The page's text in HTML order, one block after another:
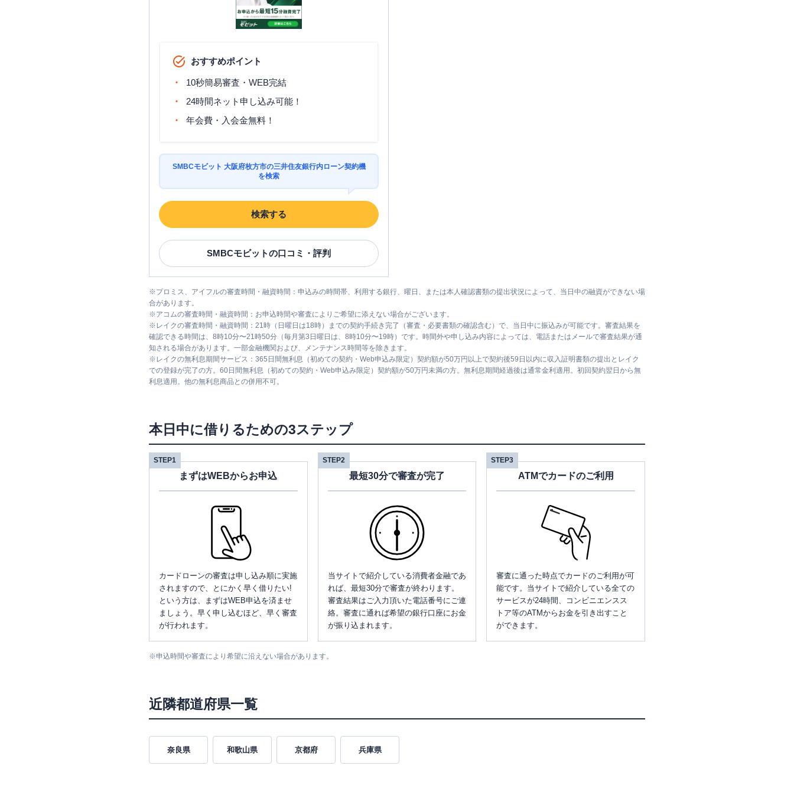
おすすめポイント
10秒簡易審査・WEB完結
24時間ネット申し込み可能！
年会費・入会金無料！
SMBCモビット 大阪府枚方市の三井住友銀行内ローン契約機
を検索
検索する
SMBCモビットの口コミ・評判
※プロミス、アイフルの審査時間・融資時間：申込みの時間帯、利用する銀行、曜日、または本人確認書類の提出状況によって、当日中の融資ができない場
合があります。
※アコムの審査時間・融資時間：お申込時間や審査によりご希望に添えない場合がございます。
※ レイクの審査時間・融資時間：21時（日曜日は18時）までの契約手続き完了（審査・必要書類の確認含む）で、当日中に振込みが可能です。審査結果を
確認できる時間は、8時10分〜21時50分（毎月第3日曜日は、8時10分〜19時）です。時間外や申し込み内容によっては、電話またはメールで審査結果が通
知される場合があります。一部金融機関および、メンテナンス時間等を除きます。
※ レイクの無利息期間サービス：365日間無利息（初めての契約・Web申込み限定）契約額が50万円以上で契約後59日以内に収入証明書類の提出とレイク
での登録が完了の方。60日間無利息（初めての契約・Web申込み限定）契約額が50万円未満の方。無利息期間経過後は通常金利適用。初回契約翌日から無
利息適用。他の無利息商品との併用不可。
本日中に借りるための3ステップ
STEP1
まずはWEBからお申込
カードローンの審査は申し込み順に実施
されますので、とにかく早く借りたい!
という方は、まずはWEB申込を済ませ
ましょう。早く申し込むほど、早く審査
が行われます。
STEP2
最短30分で審査が完了
当サイトで紹介している消費者金融であ
れば、最短30分で審査が終わります。
審査結果はご入力頂いた電話番号にご連
絡。審査に通れば希望の銀行口座にお金
が振り込まれます。
STEP3
ATMでカードのご利用
審査に通った時点でカードのご利用が可
能です。当サイトで紹介している全ての
サービスが24時間、コンビニエンスス
トア等のATMからお金を引き出すこと
ができます。
※申込時間や審査により希望に沿えない場合があります。
近隣都道府県一覧
奈良県 和歌山県 京都府 兵庫県